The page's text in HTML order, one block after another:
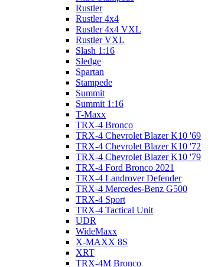
Rustler
Rustler 4x4
Rustler 4x4 VXL
Rustler VXL
Slash 1:16
Sledge
Spartan
Stampede
Summit
Summit 1:16
T-Maxx
TRX-4 Bronco
TRX-4 Chevrolet Blazer K10 '69
TRX-4 Chevrolet Blazer K10 '72
TRX-4 Chevrolet Blazer K10 '79
TRX-4 Ford Bronco 2021
TRX-4 Landrover Defender
TRX-4 Mercedes-Benz G500
TRX-4 Sport
TRX-4 Tactical Unit
UDR
WideMaxx
X-MAXX 8S
XRT
TRX-4M Bronco